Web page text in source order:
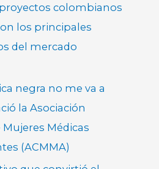
proyectos colombianos
los principales
del mercado
negra no me va a
la Asociación
Médicas
(ACMMA)